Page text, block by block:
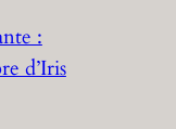
:
d’Iris